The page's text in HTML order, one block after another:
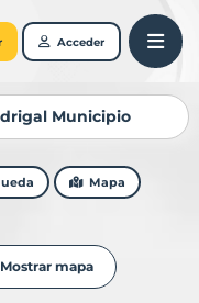
Acceder
Mapa
mapa